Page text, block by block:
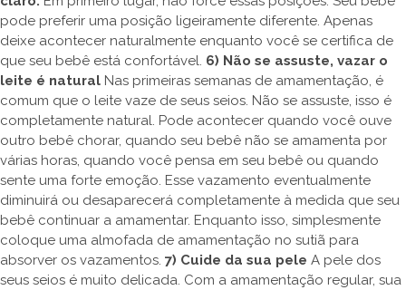
pode preferir uma posição ligeiramente diferente. Apenas
deixe acontecer naturalmente enquanto você se certifica de
que seu bebê está confortável. 6) Não se assuste, vazar o
leite é natural Nas primeiras semanas de amamentação, é
comum que o leite vaze de seus seios. Não se assuste, isso é
completamente natural. Pode acontecer quando você ouve
outro bebê chorar, quando seu bebê não se amamenta por
várias horas, quando você pensa em seu bebê ou quando
sente uma forte emoção. Esse vazamento eventualmente
diminuirá ou desaparecerá completamente à medida que seu
bebê continuar a amamentar. Enquanto isso, simplesmente
coloque uma almofada de amamentação no sutiã para
absorver os vazamentos. 7) Cuide da sua pele A pele dos
seus seios é muito delicada. Com a amamentação regular, sua